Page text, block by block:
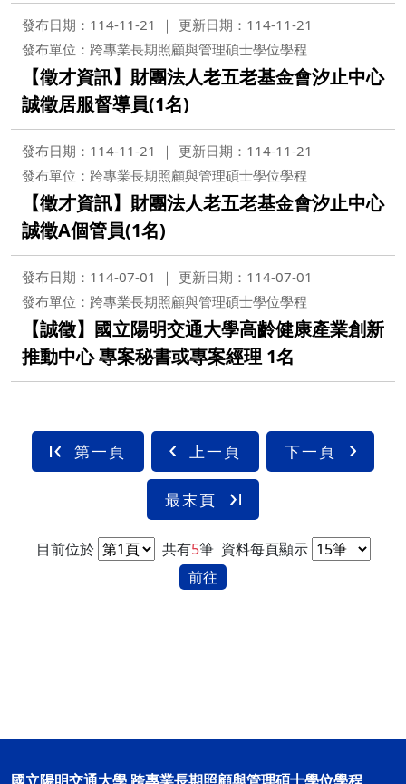
發布日期：114-11-21
更新日期：114-11-21
發布單位：跨專業長期照顧與管理碩士學位學程
【徵才資訊】財團法人老五老基金會汐止中心
誠徵居服督導員(1名)
發布日期：114-11-21
更新日期：114-11-21
發布單位：跨專業長期照顧與管理碩士學位學程
【徵才資訊】財團法人老五老基金會汐止中心
誠徵A個管員(1名)
發布日期：114-07-01
更新日期：114-07-01
發布單位：跨專業長期照顧與管理碩士學位學程
【誠徵】國立陽明交通大學高齡健康產業創新
推動中心 專案秘書或專案經理 1名
第一頁 上一頁 下一頁
最末頁
目前位於 共有5筆 資料每頁顯示
前往
國立陽明交通大學 跨專業長期照顧與管理碩士學位學程